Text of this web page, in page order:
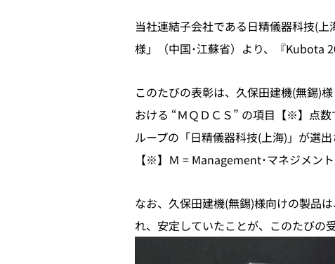
当社連結子会社である日精儀器科技(
様」（中国･江蘇省）より、『Kubota
このたびの表彰は、久保田建機(無錫)
おける “ＭＱＤＣＳ” の項目【※】点
ループの「日精儀器科技(上海)」が選出
【※】Ｍ = Management･マネジメン
なお、久保田建機(無錫)様向けの製品
れ、安定していたことが、このたびの